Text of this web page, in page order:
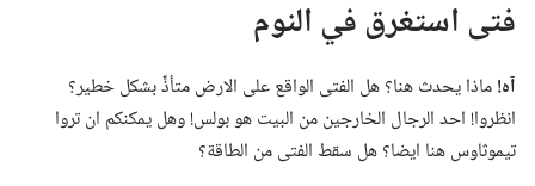
فتى استغرق في النوم
آه!‏ماذا يحدث هنا؟‏ هل الفتى الواقع على الارض متأذٍّ بشكل خطير؟‏
انظروا!‏ احد الرجال الخارجين من البيت هو بولس!‏ وهل يمكنكم ان تروا
تيموثاوس هنا ايضا؟‏ هل سقط الفتى من الطاقة؟‏